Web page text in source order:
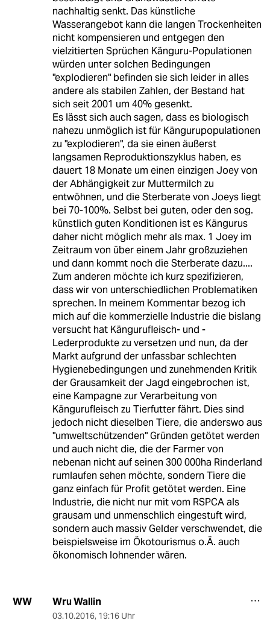
nachhaltig senkt. Das künstliche
Wasserangebot kann die langen Trockenheiten
nicht kompensieren und entgegen den
vielzitierten Sprüchen Känguru-Populationen
würden unter solchen Bedingungen
"explodieren" befinden sie sich leider in alles
andere als stabilen Zahlen, der Bestand hat
sich seit 2001 um 40% gesenkt.
Es lässt sich auch sagen, dass es biologisch
nahezu unmöglich ist für Kängurupopulationen
zu "explodieren", da sie einen äußerst
langsamen Reproduktionszyklus haben, es
dauert 18 Monate um einen einzigen Joey von
der Abhängigkeit zur Muttermilch zu
entwöhnen, und die Sterberate von Joeys liegt
bei 70-100%. Selbst bei guten, oder den sog.
künstlich guten Konditionen ist es Kängurus
daher nicht möglich mehr als max. 1 Joey im
Zeitraum von über einem Jahr großzuziehen
und dann kommt noch die Sterberate dazu....
Zum anderen möchte ich kurz spezifizieren,
dass wir von unterschiedlichen Problematiken
sprechen. In meinem Kommentar bezog ich
mich auf die kommerzielle Industrie die bislang
versucht hat Kängurufleisch- und -
Lederprodukte zu versetzen und nun, da der
Markt aufgrund der unfassbar schlechten
Hygienebedingungen und zunehmenden Kritik
der Grausamkeit der Jagd eingebrochen ist,
eine Kampagne zur Verarbeitung von
Kängurufleisch zu Tierfutter fährt. Dies sind
jedoch nicht dieselben Tiere, die anderswo aus
"umweltschützenden" Gründen getötet werden
und auch nicht die, die der Farmer von
nebenan nicht auf seinen 300 000ha Rinderland
rumlaufen sehen möchte, sondern Tiere die
ganz einfach für Profit getötet werden. Eine
Industrie, die nicht nur mit vom RSPCA als
grausam und unmenschlich eingestuft wird,
sondern auch massiv Gelder verschwendet, die
beispielsweise im Ökotourismus o.Ä. auch
ökonomisch lohnender wären.
WW Wru Wallin
03.10.2016, 19:16 Uhr